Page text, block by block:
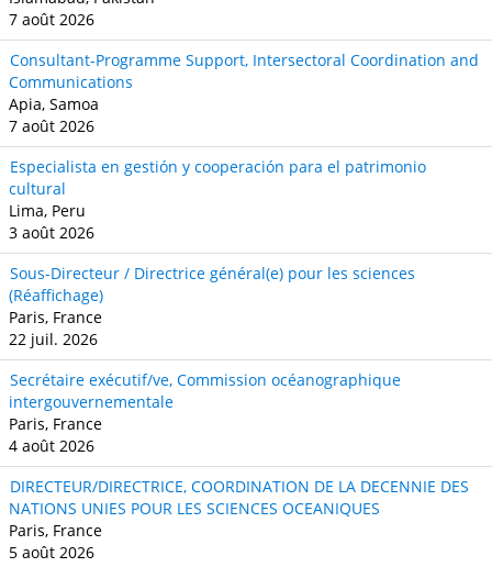
7 août 2026
Consultant-Programme Support, Intersectoral Coordination and
Communications
Apia, Samoa
7 août 2026
Especialista en gestión y cooperación para el patrimonio
cultural
Lima, Peru
3 août 2026
Sous-Directeur / Directrice général(e) pour les sciences
(Réaffichage)
Paris, France
22 juil. 2026
Secrétaire exécutif/ve, Commission océanographique
intergouvernementale
Paris, France
4 août 2026
DIRECTEUR/DIRECTRICE, COORDINATION DE LA DECENNIE DES
NATIONS UNIES POUR LES SCIENCES OCEANIQUES
Paris, France
5 août 2026